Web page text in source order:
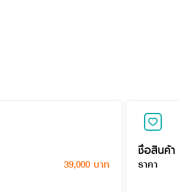
39,000 บาท
ชื่อสินค้า
ราคา